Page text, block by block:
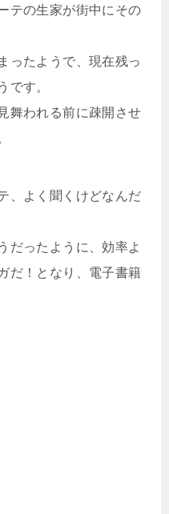
テの生家が街中にその
ったようで、現在残っ
です。
舞われる前に疎開させ
、よく聞くけどなんだ
だったように、効率よ
だ！となり、電子書籍